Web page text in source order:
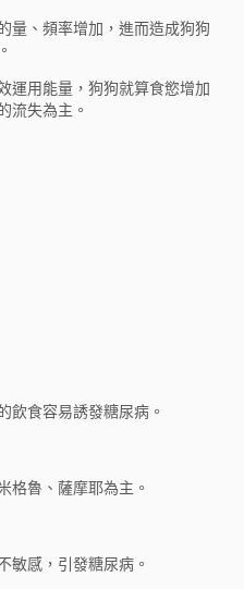
量、頻率增加，進而造成狗狗
運用能量，狗狗就算食慾增加
流失為主。
飲食容易誘發糖尿病。
格魯、薩摩耶為主。
敏感，引發糖尿病。